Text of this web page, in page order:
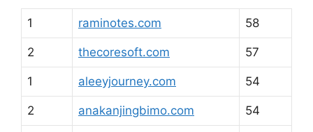
1 raminotes.com 58
2 thecoresoft.com 57
1 aleeyjourney.com 54
2 anakanjingbimo.com 54